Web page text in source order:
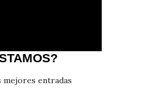
mejores entradas